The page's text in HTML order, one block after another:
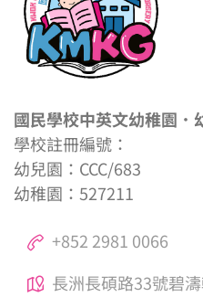
國民學校中英文幼稚園．
學校註冊編號：
幼兒園：CCC/683
幼稚園：527211
+852 2981 0066
長洲長碩路33號碧